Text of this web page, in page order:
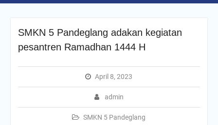
SMKN 5 Pandeglang adakan kegiatan
pesantren Ramadhan 1444 H
April 8, 2023
admin
SMKN 5 Pandeglang